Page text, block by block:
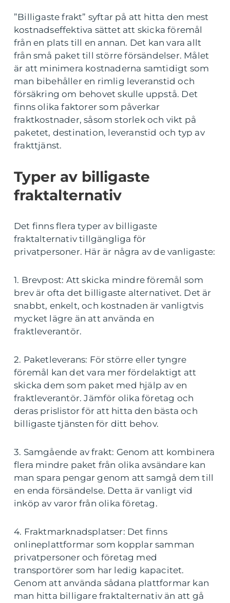
”Billigaste frakt” syftar på att hitta den mest
kostnadseffektiva sättet att skicka föremål
från en plats till en annan. Det kan vara allt
från små paket till större försändelser. Målet
är att minimera kostnaderna samtidigt som
man bibehåller en rimlig leveranstid och
försäkring om behovet skulle uppstå. Det
finns olika faktorer som påverkar
fraktkostnader, såsom storlek och vikt på
paketet, destination, leveranstid och typ av
frakttjänst.
Typer av billigaste
fraktalternativ
Det finns flera typer av billigaste
fraktalternativ tillgängliga för
privatpersoner. Här är några av de vanligaste:
1. Brevpost: Att skicka mindre föremål som
brev är ofta det billigaste alternativet. Det är
snabbt, enkelt, och kostnaden är vanligtvis
mycket lägre än att använda en
fraktleverantör.
2. Paketleverans: För större eller tyngre
föremål kan det vara mer fördelaktigt att
skicka dem som paket med hjälp av en
fraktleverantör. Jämför olika företag och
deras prislistor för att hitta den bästa och
billigaste tjänsten för ditt behov.
3. Samgående av frakt: Genom att kombinera
flera mindre paket från olika avsändare kan
man spara pengar genom att samgå dem till
en enda försändelse. Detta är vanligt vid
inköp av varor från olika företag.
4. Fraktmarknadsplatser: Det finns
onlineplattformar som kopplar samman
privatpersoner och företag med
transportörer som har ledig kapacitet.
Genom att använda sådana plattformar kan
man hitta billigare fraktalternativ än att gå